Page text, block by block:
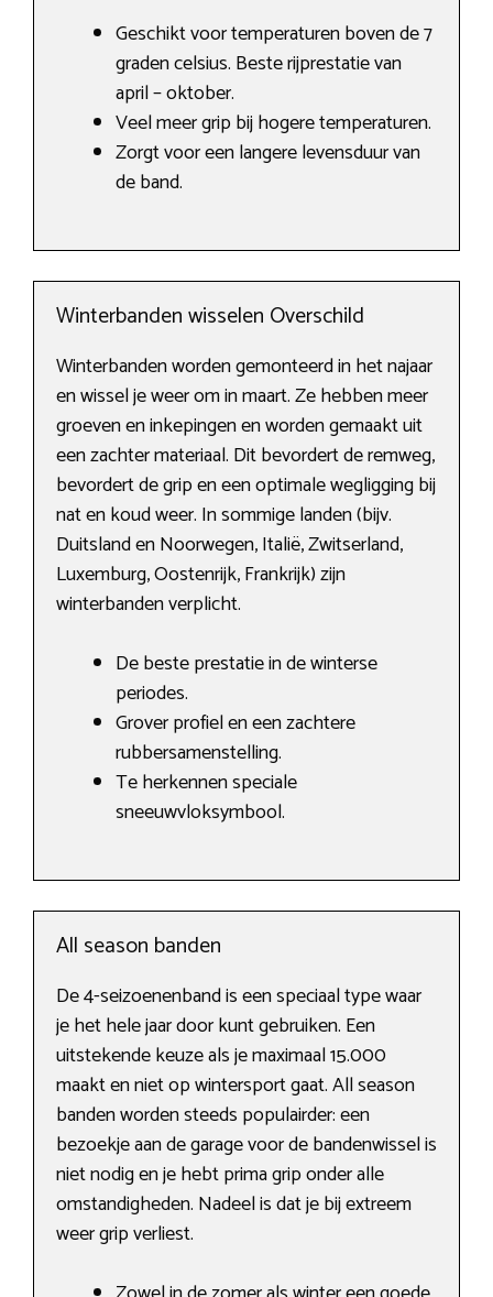
Geschikt voor temperaturen boven de 7
graden celsius. Beste rijprestatie van
april – oktober.
Veel meer grip bij hogere temperaturen.
Zorgt voor een langere levensduur van
de band.
Winterbanden wisselen Overschild
Winterbanden worden gemonteerd in het najaar
en wissel je weer om in maart. Ze hebben meer
groeven en inkepingen en worden gemaakt uit
een zachter materiaal. Dit bevordert de remweg,
bevordert de grip en een optimale wegligging bij
nat en koud weer. In sommige landen (bijv.
Duitsland en Noorwegen, Italië, Zwitserland,
Luxemburg, Oostenrijk, Frankrijk) zijn
winterbanden verplicht.
De beste prestatie in de winterse
periodes.
Grover profiel en een zachtere
rubbersamenstelling.
Te herkennen speciale
sneeuwvloksymbool.
All season banden
De 4-seizoenenband is een speciaal type waar
je het hele jaar door kunt gebruiken. Een
uitstekende keuze als je maximaal 15.000
maakt en niet op wintersport gaat. All season
banden worden steeds populairder: een
bezoekje aan de garage voor de bandenwissel is
niet nodig en je hebt prima grip onder alle
omstandigheden. Nadeel is dat je bij extreem
weer grip verliest.